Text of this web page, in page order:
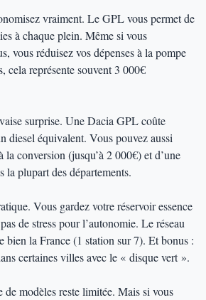
vraiment. Le GPL vous permet de
à chaque plein. Même si vous
vous réduisez vos dépenses à la pompe
cela représente souvent 3 000€
surprise. Une Dacia GPL coûte
diesel équivalent. Vous pouvez aussi
conversion (jusqu’à 2 000€) et d’une
la plupart des départements.
Vous gardez votre réservoir essence
de stress pour l’autonomie. Le réseau
bien la France (1 station sur 7). Et bonus :
certaines villes avec le « disque vert ».
de modèles reste limitée. Mais si vous